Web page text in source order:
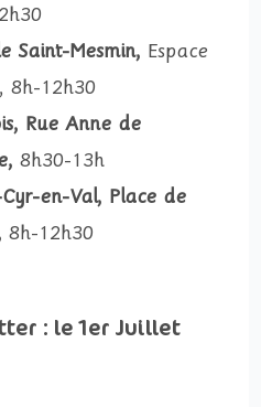
Saint-Mesmin, Espace
8h-12h30
Rue Anne de
8h30-13h
en-Val, Place de
8h-12h30
: le 1er Juillet